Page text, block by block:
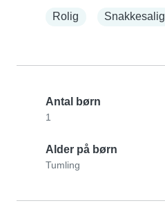
Rolig
Snakkesalig
Antal børn
1
Alder på børn
Tumling